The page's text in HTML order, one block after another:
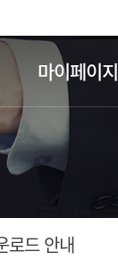
마이페이지
로드 안내